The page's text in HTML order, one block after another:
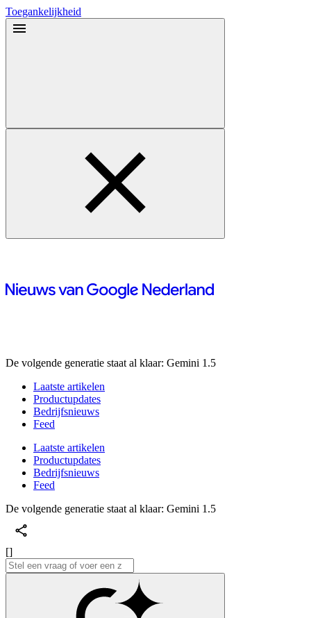
Toegankelijkheid
De volgende generatie staat al klaar: Gemini 1.5
Laatste artikelen
Productupdates
Bedrijfsnieuws
Feed
Laatste artikelen
Productupdates
Bedrijfsnieuws
Feed
De volgende generatie staat al klaar: Gemini 1.5
[]